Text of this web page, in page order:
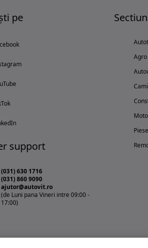
pe
support
(031) 630 1716
(031) 860 9090
ajutor@autovit.ro
(de Luni pana Vineri intre 09:00 -
17:00)
Agro
Piese